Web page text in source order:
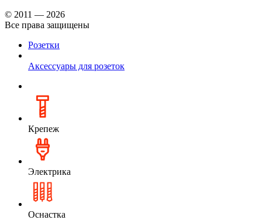
© 2011 — 2026
Все права защищены
Розетки
Аксессуары для розеток
Крепеж
Электрика
Оснастка